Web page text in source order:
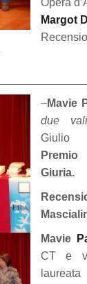
Opera
Margot
–Mavie
due
Giulio
Premio
Giuria.
Mavie
CT e